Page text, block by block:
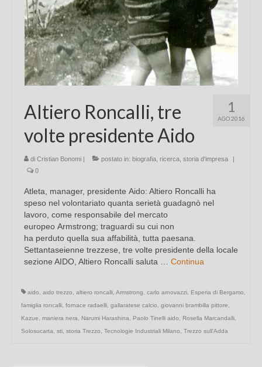
1
AGO 2016
Altiero Roncalli, tre
volte presidente Aido
di Cristian Bonomi | postato in: biografia ricerca storia d'impresa
|
0
Atleta, manager, presidente Aido: Altiero Roncalli ha
speso nel volontariato quanta serietà guadagnò nel
lavoro, come responsabile del mercato
europeo Armstrong; traguardi su cui non
ha perduto quella sua affabilità, tutta paesana.
Settantaseienne trezzese, tre volte presidente della locale
sezione AIDO, Altiero Roncalli saluta … Continua
aido aido trezzo altiero roncalli Armstrong carlo arnovazzi Esperia di Bergamo
famiglia roncalli fornace radaelli gallaratese calcio giovanni brambilla pittore
Kazue
maniera nera Narumi Harashina Paolo Tinelli aido Rosella Marcandalli
Solosucarta
sti storia Trezzo Tecnologie Industriali Milano Trezzo sull'Adda